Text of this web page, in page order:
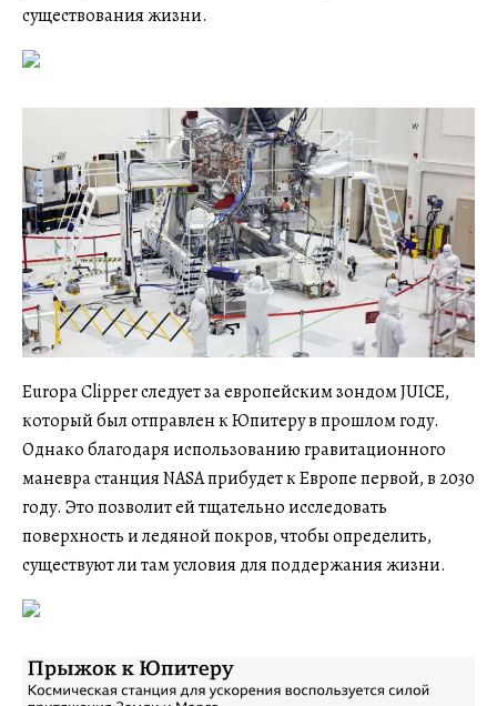
существования жизни.
Europa Clipper следует за европейским зондом JUICE,
который был отправлен к Юпитеру в прошлом году.
Однако благодаря использованию гравитационного
маневра станция NASA прибудет к Европе первой, в 2030
году. Это позволит ей тщательно исследовать
поверхность и ледяной покров, чтобы определить,
существуют ли там условия для поддержания жизни.